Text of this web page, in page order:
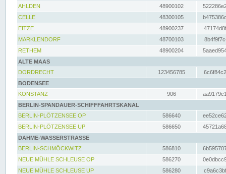
AHLDEN
48900102
CELLE
48300105
EITZE
48900237
MARKLENDORF
48700103
RETHEM
48900204
ALTE MAAS
DORDRECHT
123456785
BODENSEE
KONSTANZ
906
BERLIN-SPANDAUER-SCHIFFFAHRTSKANAL
BERLIN-PLÖTZENSEE OP
586640
BERLIN-PLÖTZENSEE UP
586650
DAHME-WASSERSTRASSE
BERLIN-SCHMÖCKWITZ
586810
NEUE MÜHLE SCHLEUSE OP
586270
NEUE MÜHLE SCHLEUSE UP
586280